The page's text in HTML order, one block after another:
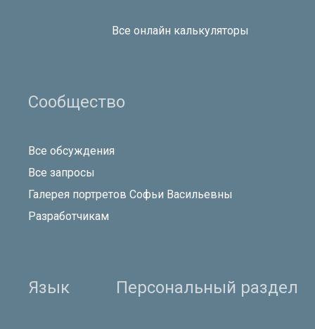
Все онлайн калькуляторы
Сообщество
Все обсуждения
Все запросы
Галерея портретов Софьи Васильевны
Разработчикам
Язык Персональный раздел